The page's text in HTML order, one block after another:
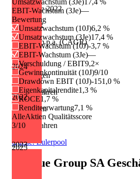
2024
2025
2022
2023
Umsatzwachstum (3Je)17,4 %
EBIT-Wachstum (3Je)—
Bewertung
Umsatzwachstum (10J)6,2 %
Umsatzwachstum (3Je)17,4 %
EBIT-Wachstum (10J)-3,7 %
EBIT-Wachstum (3Je)—
Verschuldung / EBIT9,2×
Gewinnkontinuität (10J)9/10
Drawdown EBIT (10J)-151,0 %
Eigenkapitalrendite1,3 %
ROCE1,7 %
Renditeerwartung7,1 %
AlleAktien Qualitätsscore
3/10
Dividende 2022
0.20 EUR
Wachstum p.a. (CAGR)
-26,3 %
Erhöhungen
0 von 1 Jahren
Kürzungen
1 von 1 Jahren
Quelle: Eulerpool
Lalique Group SA